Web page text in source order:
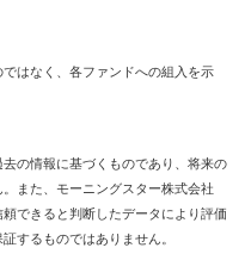
はなく、各ファンドへの組入を示
去の情報に基づくものであり、将来の
また、モーニングスター株式会社
できると判断したデータにより評価
するものではありません。